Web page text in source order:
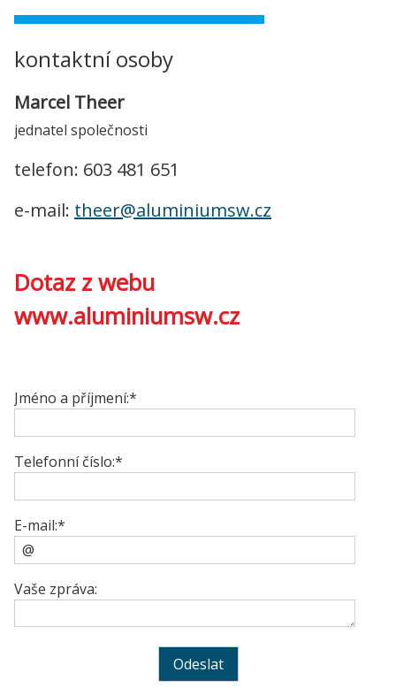
kontaktní osoby
Marcel Theer
jednatel společnosti
telefon: 603 481 651
e-mail: theer@aluminiumsw.cz
Dotaz z webu
www.aluminiumsw.cz
Jméno a příjmení:*
Telefonní číslo:*
E-mail:*
Vaše zpráva: